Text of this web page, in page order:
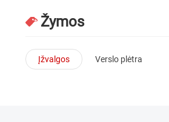
Žymos
Įžvalgos Verslo plėtra